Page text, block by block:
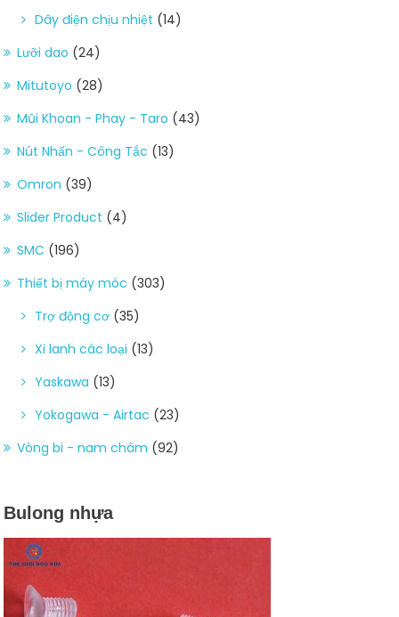
Dây điện chịu nhiệt (14)
Lưỡi dao (24)
Mitutoyo (28)
Mũi Khoan - Phay - Taro (43)
Nút Nhấn - Công Tắc (13)
Omron (39)
Slider Product (4)
SMC (196)
Thiết bị máy móc (303)
Trợ động cơ (35)
Xi lanh các loại (13)
Yaskawa (13)
Yokogawa - Airtac (23)
Vòng bi - nam châm (92)
Bulong nhựa